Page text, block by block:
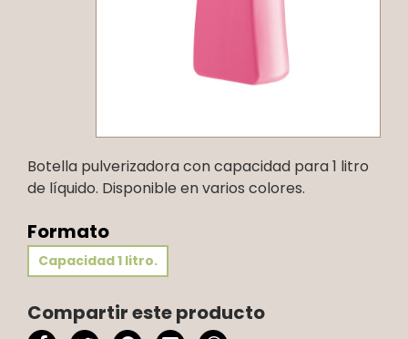
Botella pulverizadora con capacidad para 1 litro
de líquido. Disponible en varios colores.
Formato
Capacidad 1 litro.
Compartir este producto